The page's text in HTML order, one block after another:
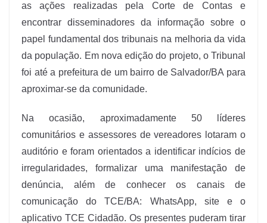
as ações realizadas pela Corte de Contas e
encontrar disseminadores da informação sobre o
papel fundamental dos tribunais na melhoria da vida
da população. Em nova edição do projeto, o Tribunal
foi até a prefeitura de um bairro de Salvador/BA para
aproximar-se da comunidade.
Na ocasião, aproximadamente 50 líderes
comunitários e assessores de vereadores lotaram o
auditório e foram orientados a identificar indícios de
irregularidades, formalizar uma manifestação de
denúncia, além de conhecer os canais de
comunicação do TCE/BA: WhatsApp, site e o
aplicativo TCE Cidadão. Os presentes puderam tirar